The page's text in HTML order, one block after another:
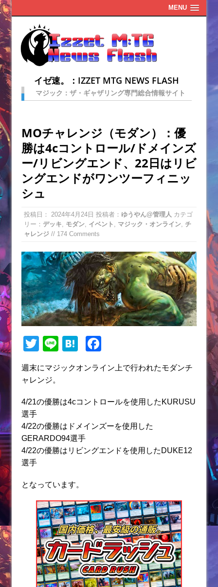
MENU
イゼ速。：IZZET MTG NEWS FLASH
マジック：ザ・ギャザリング専門総合情報サイト
MOチャレンジ（モダン）：優
勝は4cコントロール/ドメインズ
ー/リビングエンド、22日はリビ
ングエンドがワンツーフィニッ
シュ
投稿日： 2024年4月24日 投稿者： ゆうやん@管理人 カテゴ
リー： デッキ モダン イベント マジック・オンライン チ
ャレンジ // 174 Comments
T
itt
Li
e
H
e
a
c
b
o
k
週末にマジックオンライン上で行われたモダンチ
ャレンジ。
4/21の優勝は4cコントロールを使用したKURUSU
選手
4/22の優勝はドメインズーを使用した
GERARDO94選手
4/22の優勝はリビングエンドを使用したDUKE12
選手
となっています。